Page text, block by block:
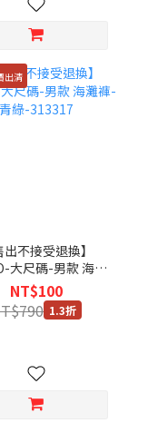
出清
出不接受退換】
大尺碼-男款 海灘
-青綠-313317
NT$100
1.3折